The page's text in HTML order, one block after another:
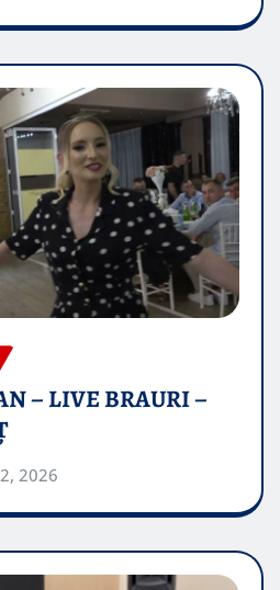
– LIVE BRAURI –
2026